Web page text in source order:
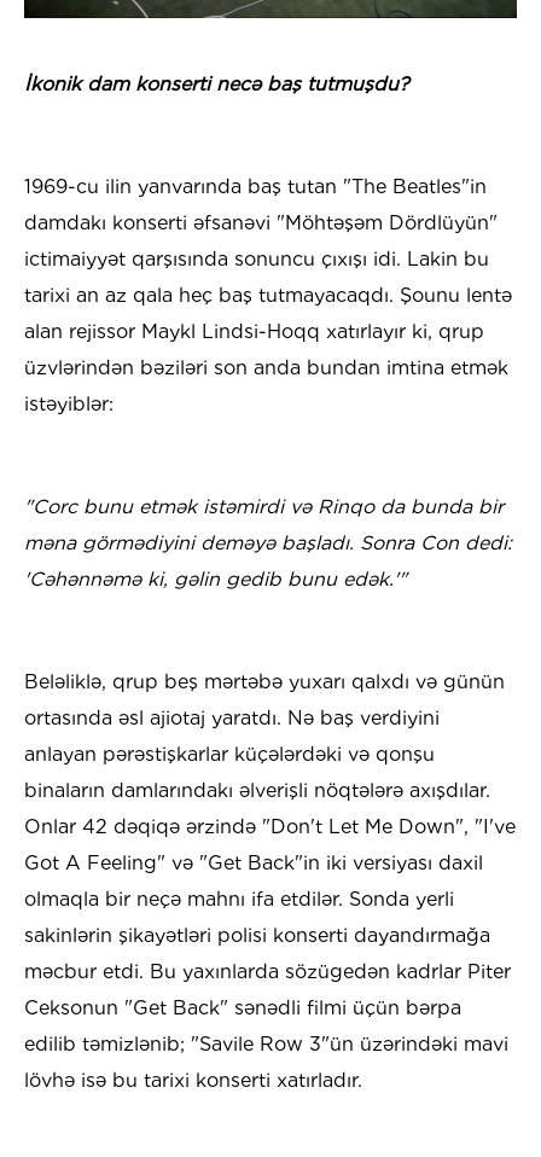
​İkonik dam konserti necə baş tutmuşdu?
1969-cu ilin yanvarında baş tutan "The Beatles"in
damdakı konserti əfsanəvi "Möhtəşəm Dördlüyün"
ictimaiyyət qarşısında sonuncu çıxışı idi. Lakin bu
tarixi an az qala heç baş tutmayacaqdı. Şounu lentə
alan rejissor Maykl Lindsi-Hoqq xatırlayır ki, qrup
üzvlərindən bəziləri son anda bundan imtina etmək
istəyiblər:
"Corc bunu etmək istəmirdi və Rinqo da bunda bir
məna görmədiyini deməyə başladı. Sonra Con dedi:
'Cəhənnəmə ki, gəlin gedib bunu edək.'"
Beləliklə, qrup beş mərtəbə yuxarı qalxdı və günün
ortasında əsl ajiotaj yaratdı. Nə baş verdiyini
anlayan pərəstişkarlar küçələrdəki və qonşu
binaların damlarındakı əlverişli nöqtələrə axışdılar.
Onlar 42 dəqiqə ərzində "Don't Let Me Down", "I've
Got A Feeling" və "Get Back"in iki versiyası daxil
olmaqla bir neçə mahnı ifa etdilər. Sonda yerli
sakinlərin şikayətləri polisi konserti dayandırmağa
məcbur etdi. Bu yaxınlarda sözügedən kadrlar Piter
Ceksonun "Get Back" sənədli filmi üçün bərpa
edilib təmizlənib; "Savile Row 3"ün üzərindəki mavi
lövhə isə bu tarixi konserti xatırladır.